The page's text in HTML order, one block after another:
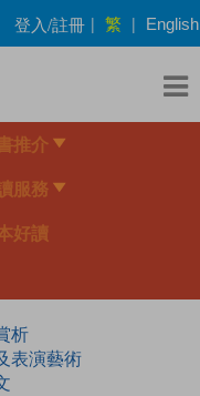
登入/註冊 | 繁 | English
推介
服務
好讀
析
表演藝術